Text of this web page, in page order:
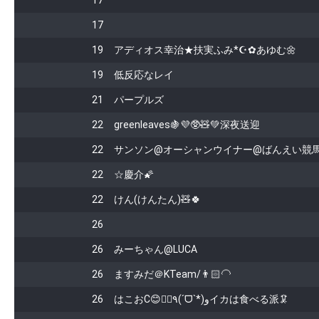
17
19 アディオス幸治★扶実ふみ*☪︎✿あゆむ🌼
19 低反応なレイ
21 パープルズ
22 greenleaves🍇💜🥸🧸💚深夜送迎
22 サンソン@オーシャンウイナー@ばんえい競
22 ☆慶介🌠
22 けん(けんたん)🧸🍀
26
26 みーちゃん@LUCA
26 ますみだ＠KTeam/👨🏻‍🦲
26 はこおC😊🐕‍🦺٩(ˊᗜˋ*)وイカは食べる派🦑